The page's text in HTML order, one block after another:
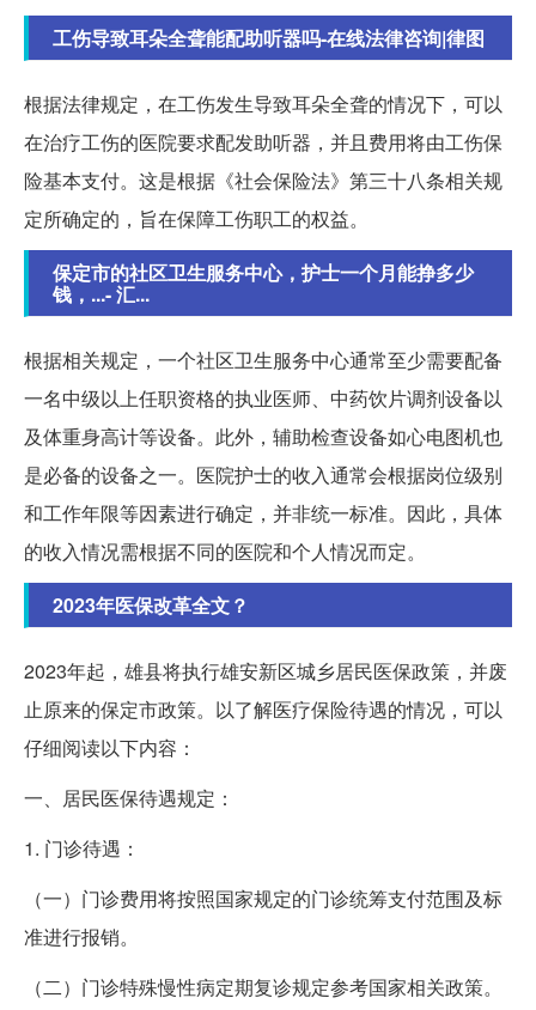
工伤导致耳朵全聋能配助听器吗-在线法律咨询|律图
根据法律规定，在工伤发生导致耳朵全聋的情况下，可以
在治疗工伤的医院要求配发助听器，并且费用将由工伤保
险基本支付。这是根据《社会保险法》第三十八条相关规
定所确定的，旨在保障工伤职工的权益。
保定市的社区卫生服务中心，护士一个月能挣多少
钱，...- 汇...
根据相关规定，一个社区卫生服务中心通常至少需要配备
一名中级以上任职资格的执业医师、中药饮片调剂设备以
及体重身高计等设备。此外，辅助检查设备如心电图机也
是必备的设备之一。医院护士的收入通常会根据岗位级别
和工作年限等因素进行确定，并非统一标准。因此，具体
的收入情况需根据不同的医院和个人情况而定。
2023年医保改革全文？
2023年起，雄县将执行雄安新区城乡居民医保政策，并废
止原来的保定市政策。以了解医疗保险待遇的情况，可以
仔细阅读以下内容：
一、居民医保待遇规定：
1. 门诊待遇：
（一）门诊费用将按照国家规定的门诊统筹支付范围及标
准进行报销。
（二）门诊特殊慢性病定期复诊规定参考国家相关政策。